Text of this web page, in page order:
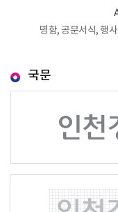
명함, 공문서식, 행
국문